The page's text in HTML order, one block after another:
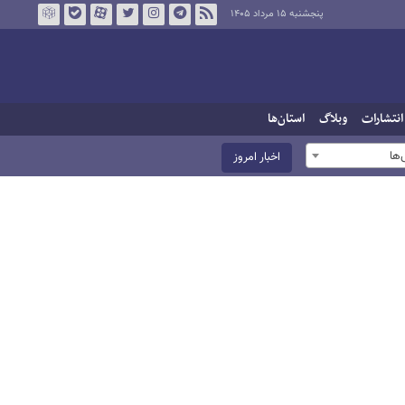
پنجشنبه ۱۵ مرداد ۱۴۰۵
انتشارات وبلاگ استان‌ها
اخبار امروز